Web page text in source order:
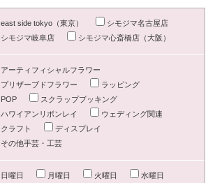
east side tokyo（東京）
シモジマ名古屋店
シモジマ岐阜店
シモジマ心斎橋店（大阪）
アーティフィシャルフラワー
プリザーブドフラワー
ラッピング
POP
スクラップブッキング
ハワイアンリボンレイ
ウェディング関連
クラフト
ディスプレイ
その他手芸・工芸
日曜日 月曜日 火曜日
水曜日